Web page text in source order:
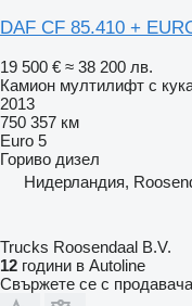
DAF CF 85.410 +
19 500 € ≈ 38 200 лв.
Камион мултилифт с
2013
750 357 км
Euro 5
Гориво дизел
Нидерландия,
Trucks Roosendaal B.V.
12 години в Autoline
Свържете се с продавача